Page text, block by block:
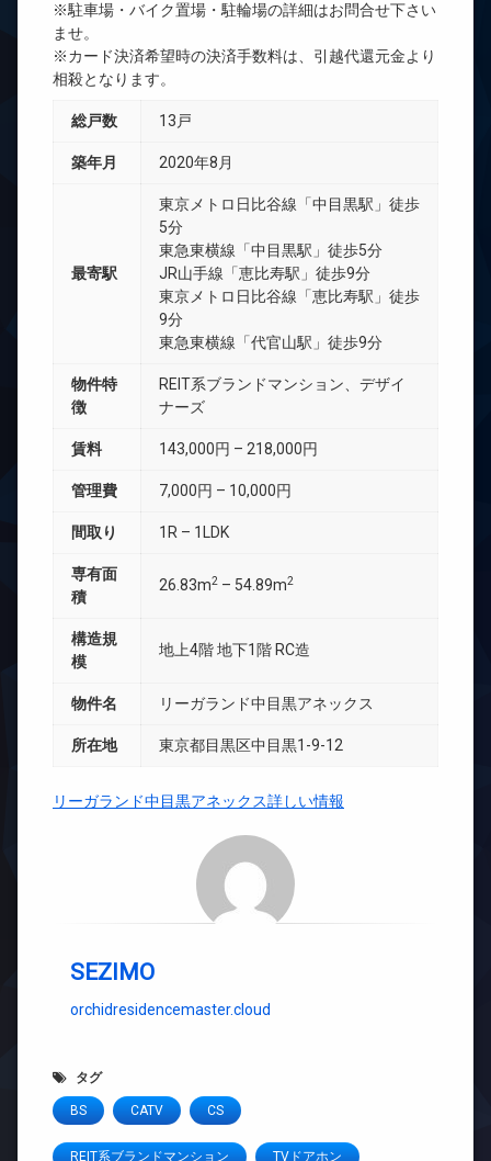
※駐車場・バイク置場・駐輪場の詳細はお問合せ下さい
ませ。
※カード決済希望時の決済手数料は、引越代還元金より
相殺となります。
総戸数 13戸
築年月 2020年8月
最寄駅
東京メトロ日比谷線「中目黒駅」徒歩
5分
東急東横線「中目黒駅」徒歩5分
JR山手線「恵比寿駅」徒歩9分
東京メトロ日比谷線「恵比寿駅」徒歩
9分
東急東横線「代官山駅」徒歩9分
物件特
徴
REIT系ブランドマンション、デザイ
ナーズ
賃料 143,000円 – 218,000円
管理費 7,000円 – 10,000円
間取り 1R – 1LDK
専有面
積
26.83m2 – 54.89m2
構造規
模
地上4階 地下1階 RC造
物件名 リーガランド中目黒アネックス
所在地 東京都目黒区中目黒1-9-12
リーガランド中目黒アネックス詳しい情報
SEZIMO
orchidresidencemaster.cloud
タグ
BS CATV CS
REIT系ブランドマンション TVドアホン